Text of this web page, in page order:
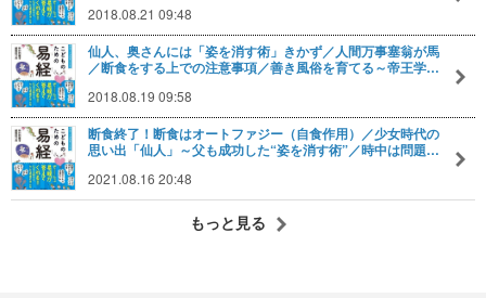
2018.08.21 09:48
仙人、奥さんには「姿を消す術」きかず／人間万事塞翁が馬
／断食をする上での注意事項／善き風俗を育てる～帝王学…
2018.08.19 09:58
断食終了！断食はオートファジー（自食作用）／少女時代の
思い出「仙人」～父も成功した“姿を消す術”／時中は問題…
2021.08.16 20:48
もっと見る